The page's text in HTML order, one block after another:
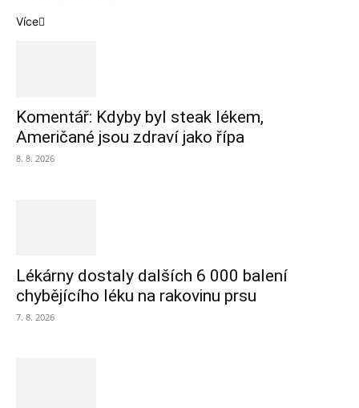
Více
Komentář: Kdyby byl steak lékem,
Američané jsou zdraví jako řípa
8. 8. 2026
Lékárny dostaly dalších 6 000 balení
chybějícího léku na rakovinu prsu
7. 8. 2026